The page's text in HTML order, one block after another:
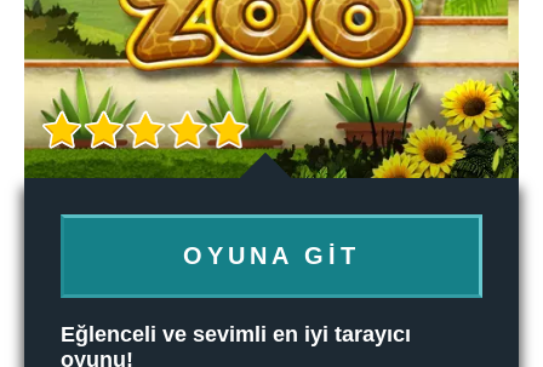
OYUNA GIT
Eğlenceli ve sevimli en iyi tarayıcı
oyunu!